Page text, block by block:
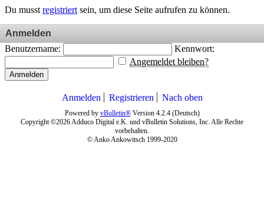
Du musst registriert sein, um diese Seite aufrufen zu können.
Anmelden
Benutzername:
Kennwort:
Angemeldet bleiben?
Anmelden
Anmelden Registrieren Nach oben
Powered by vBulletin®Version 4.2.4 (Deutsch)
Copyright ©2026 Adduco Digital e.K. und vBulletin Solutions, Inc. Alle Rechte
vorbehalten.
© Anko Ankowitsch 1999-2020